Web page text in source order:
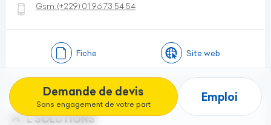
Demande de devis
Sans engagement de votre part
Emploi
Gsm:(+229) 01 96 73 54 54
Fiche Site web
JTL SOLUTIONS